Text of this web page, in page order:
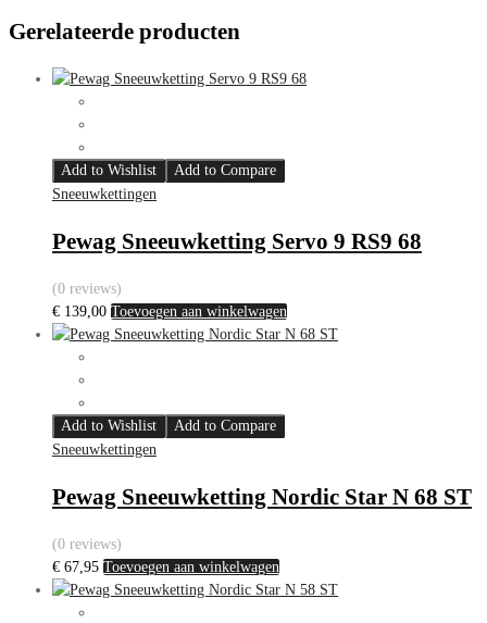
Gerelateerde producten
Add to Wishlist
Add to Compare
Sneeuwkettingen
Pewag Sneeuwketting Servo 9 RS9 68
(0 reviews)
€ 139,00 Toevoegen aan winkelwagen
Add to Wishlist
Add to Compare
Sneeuwkettingen
Pewag Sneeuwketting Nordic Star N 68 ST
(0 reviews)
€ 67,95 Toevoegen aan winkelwagen